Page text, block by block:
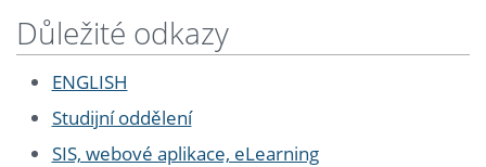
Důležité odkazy
ENGLISH
Studijní oddělení
SIS, webové aplikace, eLearning